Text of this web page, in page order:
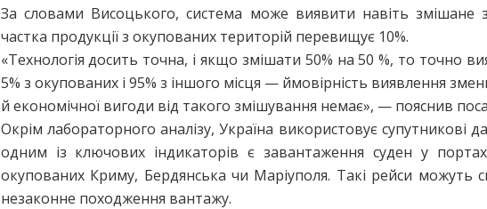
За словами Висоцького, система може виявити навіть змішане
частка продукції з окупованих територій перевищує 10%.
«Технологія досить точна, і якщо змішати 50% на 50 %, то точно
5% з окупованих і 95% з іншого місця — ймовірність виявлення
й економічної вигоди від такого змішування немає», — пояснив
Окрім лабораторного аналізу, Україна використовує супутникові
одним із ключових індикаторів є завантаження суден у
окупованих Криму, Бердянська чи Маріуполя. Такі рейси можуть
незаконне походження вантажу.